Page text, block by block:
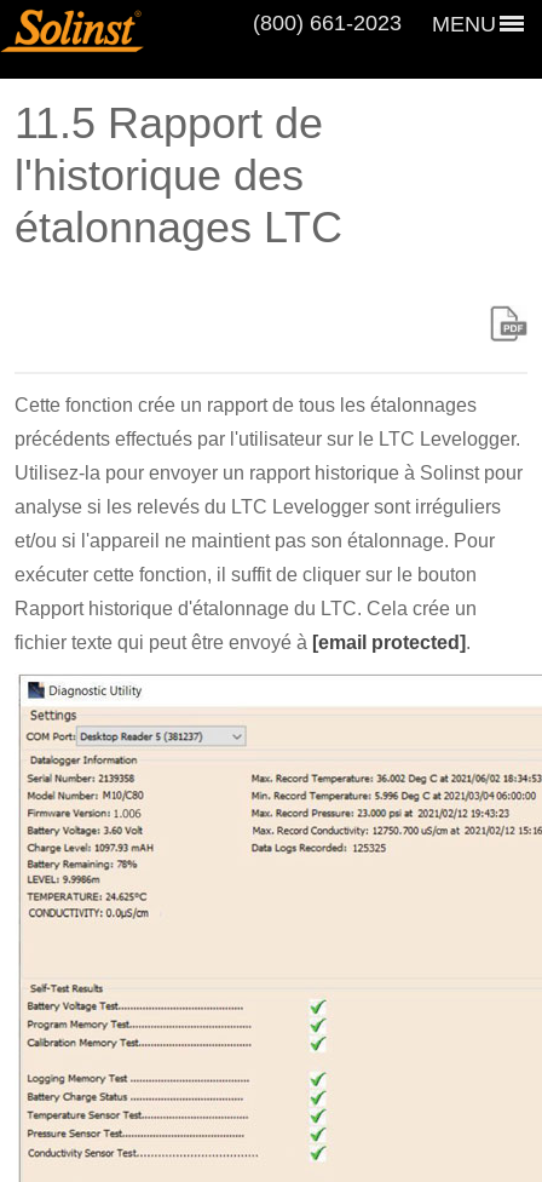
MENU
(800) 661‑2023
11.5 Rapport de
l'historique des
étalonnages LTC
Cette fonction crée un rapport de tous les étalonnages
précédents effectués par l'utilisateur sur le LTC Levelogger.
Utilisez-la pour envoyer un rapport historique à Solinst pour
analyse si les relevés du LTC Levelogger sont irréguliers
et/ou si l'appareil ne maintient pas son étalonnage. Pour
exécuter cette fonction, il suffit de cliquer sur le bouton
Rapport historique d'étalonnage du LTC. Cela crée un
fichier texte qui peut être envoyé à [email protected].